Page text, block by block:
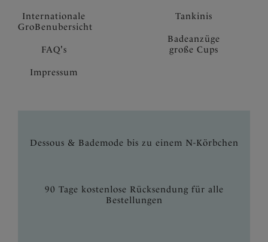
Internationale
GroBenubersicht
FAQ's
Impressum
Tankinis
Badeanzüge
große Cups
Dessous & Bademode bis zu einem N-Körbchen
90 Tage kostenlose Rücksendung für alle
Bestellungen